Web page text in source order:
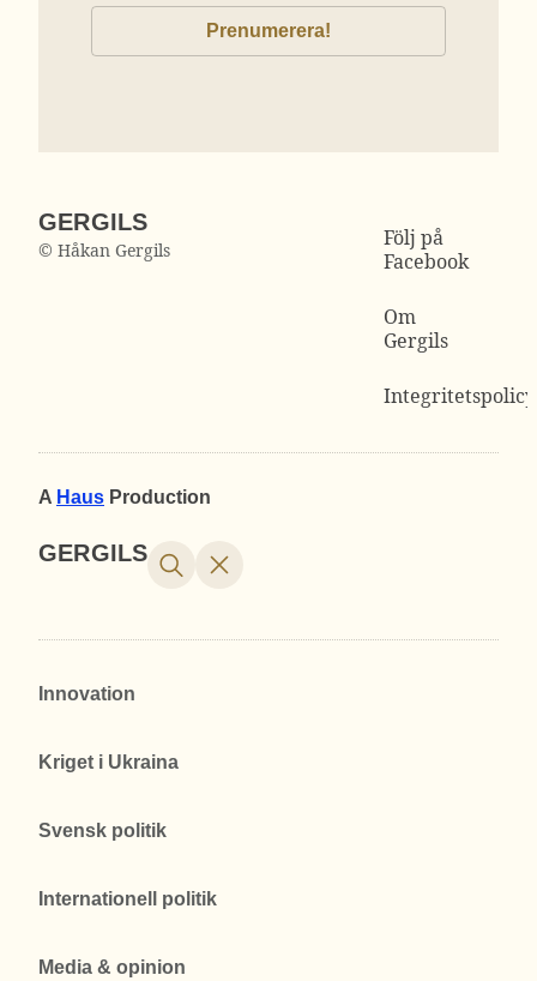
GERGILS
© Håkan Gergils
Följ på
Facebook
Om
Gergils
Integritetspolicy
A Haus Production
GERGILS
Innovation
Kriget i Ukraina
Svensk politik
Internationell politik
Media & opinion